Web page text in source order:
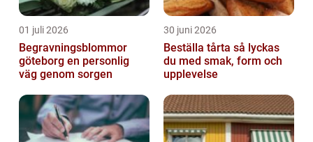
01 juli 2026
Begravningsblommor
göteborg en personlig
väg genom sorgen
30 juni 2026
Beställa tårta så lyckas
du med smak, form och
upplevelse